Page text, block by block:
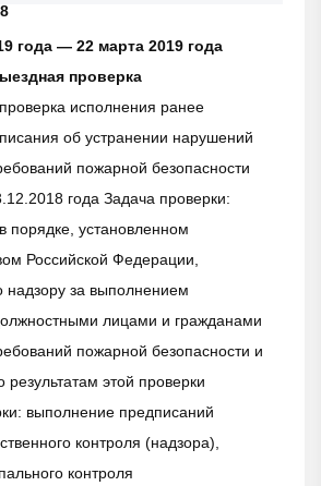
года — 22 марта 2019 года
проверка
исполнения ранее
об устранении нарушений
пожарной безопасности
года Задача проверки:
порядке, установленном
Российской Федерации,
надзору за выполнением
лицами и гражданами
пожарной безопасности и
этой проверки
выполнение предписаний
контроля (надзора),
контроля